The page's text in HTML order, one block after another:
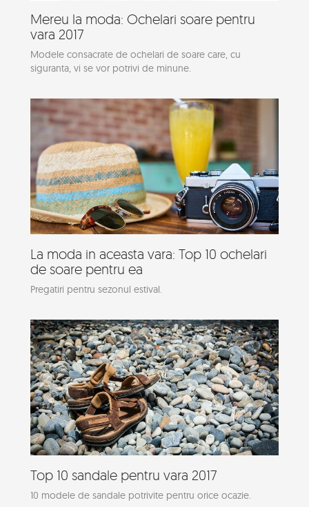
Mereu la moda: Ochelari soare pentru
vara 2017
Modele consacrate de ochelari de soare care, cu
siguranta, vi se vor potrivi de minune.
La moda in aceasta vara: Top 10 ochelari
de soare pentru ea
Pregatiri pentru sezonul estival.
Top 10 sandale pentru vara 2017
10 modele de sandale potrivite pentru orice ocazie.